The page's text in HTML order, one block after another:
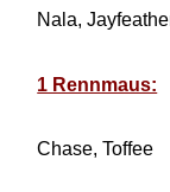
Nala,
1 Rennmaus:
Chase, Toffee